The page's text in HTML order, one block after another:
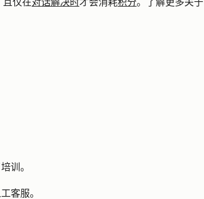
且仅在对话解决时才会消耗积分。了解更多关于
训。
客服。